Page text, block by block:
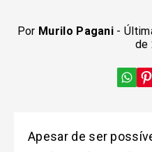
Por Murilo Pagani -
de
Apesar de ser